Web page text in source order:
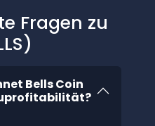
Fragen zu
Bells Coin